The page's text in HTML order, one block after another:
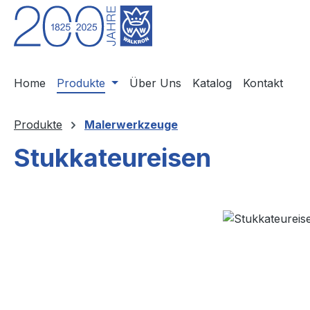
Hauptinhalt springen
Zur Suche springen
Zur Hauptnavigation springen
Home Produkte Über Uns Katalog Kontakt
Produkte Malerwerkzeuge
Stukkateureisen